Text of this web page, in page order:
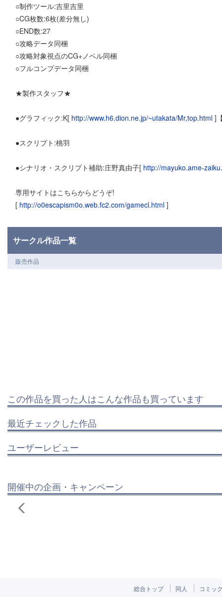
○制作ツール:吉里吉里
○CG枚数:6枚(差分無し)
○END数:27
○攻略データ同梱
○攻略対象視点のCG+ノベル同梱
○フルコンプデータ同梱
★製作スタッフ★
●グラフィック:K[ http://www.h6.dion.ne.jp/~utakata/Mr,top.html ]
●スクリプト:桃羽
●シナリオ・スクリプト補助:庄野真由子[ http://mayuko.ame-
専用サイトはこちらからどうぞ!
[ http://o0escapism0o.web.fc2.com/gamecl.html ]
サークル作品一覧
販売作品
この作品を買った人はこんな作品も買っています
最近チェックした作品
ユーザーレビュー
開催中の企画・キャンペーン
総合トップ 同人 コミッ